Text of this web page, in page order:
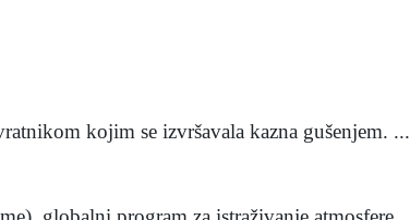
kojim se izvršavala kazna gušenjem. ...